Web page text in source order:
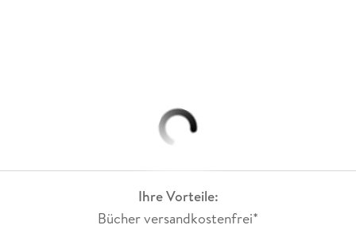
Ihre Vorteile:
Bücher versandkostenfrei*